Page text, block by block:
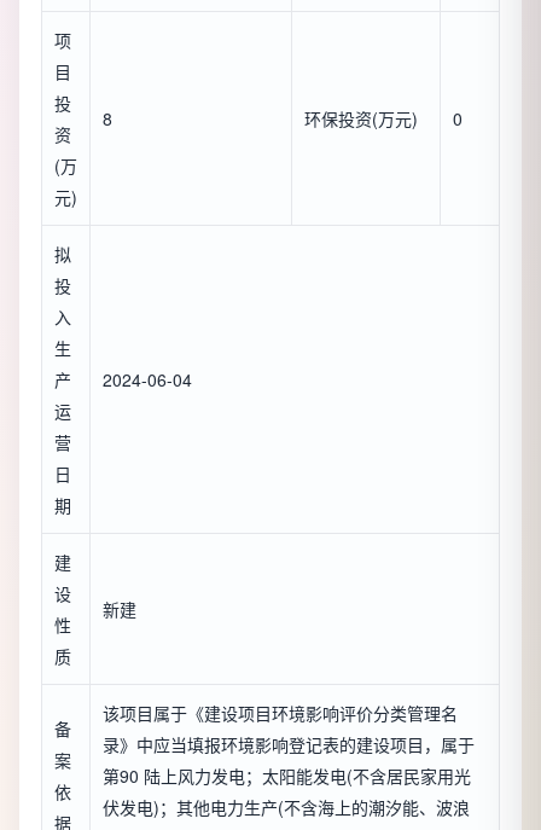
项
目
投
资
(万
元)
8 环保投资(万元) 0
拟
投
入
生
产
运
营
日
期
2024-06-04
建
设
性
质
新建
备
案
依
据
该项目属于《建设项目环境影响评价分类管理名
录》中应当填报环境影响登记表的建设项目，属于
第90 陆上风力发电；太阳能发电(不含居民家用光
伏发电)；其他电力生产(不含海上的潮汐能、波浪